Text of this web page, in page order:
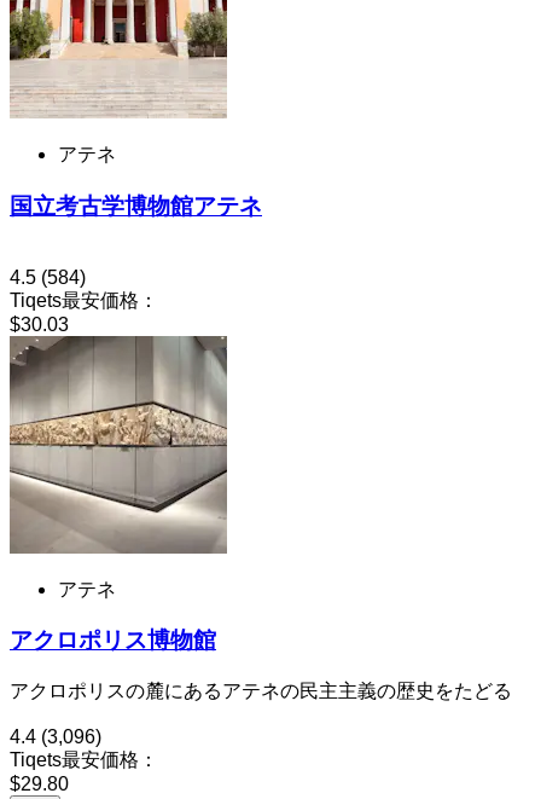
アテネ
国立考古学博物館アテネ
4.5 (584)
Tiqets最安価格：
$30.03
アテネ
アクロポリス博物館
アクロポリスの麓にあるアテネの民主主義の歴史をたどる
4.4 (3,096)
Tiqets最安価格：
$29.80